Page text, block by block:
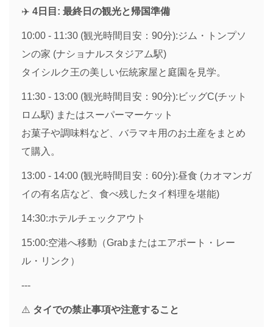
✈️ 4日目: 最終日の観光と帰国準備
10:00 - 11:30 (観光時間目安：90分):ジム・トンプソ
ンの家 (ナショナルスタジアム駅)
タイシルク王の美しい伝統家屋と庭園を見学。
11:30 - 13:00 (観光時間目安：90分):ビッグC(チット
ロム駅) またはスーパーマーケット
お菓子や調味料など、バラマキ用のお土産をまとめ
て購入。
13:00 - 14:00 (観光時間目安：60分):昼食 (カオマンガ
イの有名店など、食べ残したタイ料理を堪能)
14:30:ホテルチェックアウト
15:00:空港へ移動（Grabまたはエアポート・レー
ル・リンク）
---
⚠️ タイでの禁止事項や注意すること